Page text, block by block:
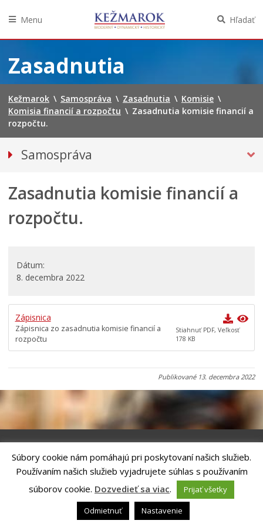
obsah
Menu Hľadať
Zasadnutia
Kežmarok \ Samospráva \ Zasadnutia \ Komisie \
Komisia financií a rozpočtu \ Zasadnutia komisie financií a
rozpočtu.
Samospráva
Mestské zastupiteľstvo
Mestská školská rada
Centrálna úradná elektronická tabuľa
Všeobecne záväzné nariadenia
Organizácie
Oznamy mesta
Geo informačný systém – Kežmarok
Tlačové správy
Rozvoj mesta
Ocenenie mesta
Voľby do orgánov samosprávy obcí a samosprávnych
krajov 2026
Zasadnutia komisie financií a
rozpočtu.
Dátum
8. decembra 2022
Zápisnica
Zápisnica zo zasadnutia komisie financií a
rozpočtu
Stiahnuť PDF, Veľkosť
178 KB
Publikované 13. decembra 2022
Riešenie ANTIK SMART CITY
| Technický prevádzkovateľ – MVI
Technology, s.r.o.
Správca webového sídla: Mesto Kežmarok, Hlavné námestie, 060 01
Kežmarok, tel.: +421524660111
podatelna@kezmarok.sk,|Vyhlásenie o prístupnosti
Ochrana osobných údajov
Súbory cookie nám pomáhajú pri poskytovaní našich služieb.
Používaním našich služieb vyjadrujete súhlas s používaním
súborov cookie. Dozvedieť sa viac.
Prijať všetky
Odmietnuť
Nastavenie